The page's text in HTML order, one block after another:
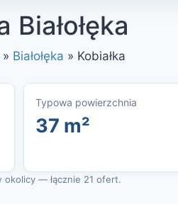
» Białołęka » Kobiałka
Typowa powierzchnia
37 m²
okolicy — łącznie 21 ofert.